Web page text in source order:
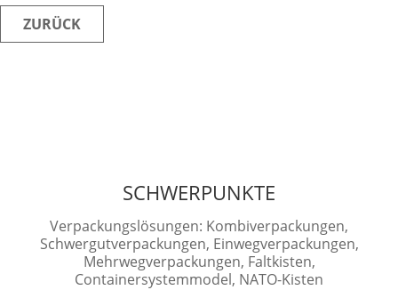
ZURÜCK
SCHWERPUNKTE
Verpackungslösungen: Kombiverpackungen,
Schwergutverpackungen, Einwegverpackungen,
Mehrwegverpackungen, Faltkisten,
Containersystemmodel, NATO-Kisten